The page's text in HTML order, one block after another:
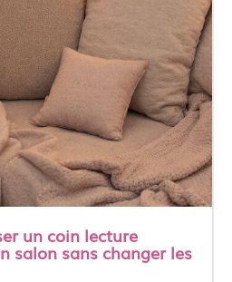
un coin lecture
salon sans changer les